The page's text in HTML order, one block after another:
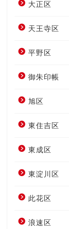
大正区
天王寺区
平野区
御朱印帳
旭区
東住吉区
東成区
東淀川区
此花区
浪速区